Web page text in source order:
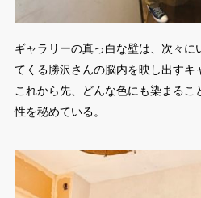
ギャラリーの真っ白な壁は、次々に
てくる勝沢さんの脳内を映し出すキ
これから先、どんな色にも染まるこ
性を秘めている。